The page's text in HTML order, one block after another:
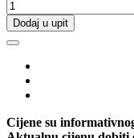
Dodaj u upit
Cijene su